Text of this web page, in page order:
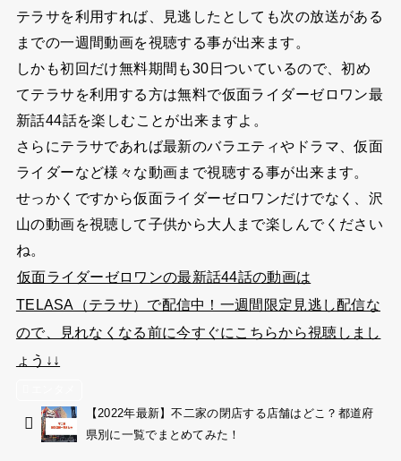
テラサを利用すれば、見逃したとしても次の放送がある
までの一週間動画を視聴する事が出来ます。
しかも初回だけ無料期間も30日ついているので、初め
てテラサを利用する方は無料で仮面ライダーゼロワン最
新話44話を楽しむことが出来ますよ。
さらにテラサであれば最新のバラエティやドラマ、仮面
ライダーなど様々な動画まで視聴する事が出来ます。
せっかくですから仮面ライダーゼロワンだけでなく、沢
山の動画を視聴して子供から大人まで楽しんでください
ね。
仮面ライダーゼロワンの最新話44話の動画は
TELASA（テラサ）で配信中！一週間限定見逃し配信な
ので、見れなくなる前に今すぐにこちらから視聴しまし
ょう↓↓
【2022年最新】不二家の閉店する店舗はどこ？都道府
県別に一覧でまとめてみた！